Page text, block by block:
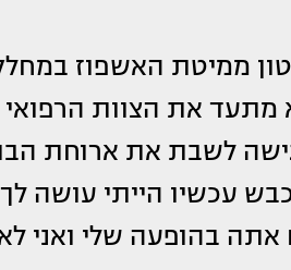
ממיטת האשפוז
מתעד את הצוות
לשבת את ארוחת
עכשיו הייתי עושה
בהופעה שלי ואני